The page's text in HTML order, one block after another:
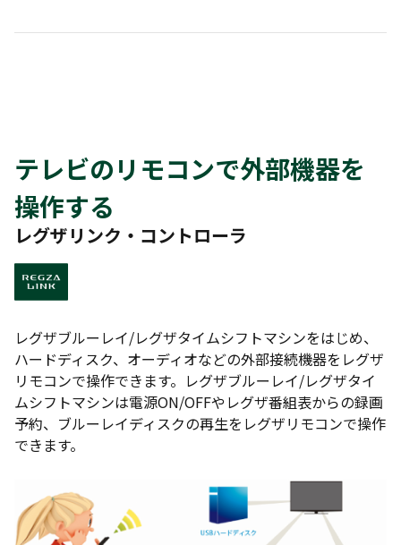
テレビのリモコンで外部機器を
操作する
レグザリンク・コントローラ
レグザブルーレイ/レグザタイムシフトマシンをはじめ、
ハードディスク、オーディオなどの外部接続機器をレグザ
リモコンで操作できます。レグザブルーレイ/レグザタイ
ムシフトマシンは電源ON/OFFやレグザ番組表からの録画
予約、ブルーレイディスクの再生をレグザリモコンで操作
できます。